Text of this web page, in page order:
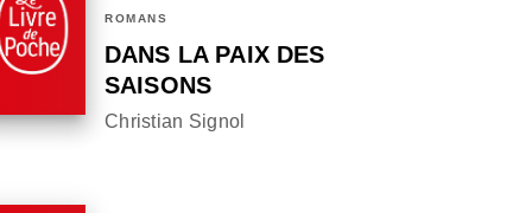
ROMANS
DANS LA PAIX DES
SAISONS
Christian Signol